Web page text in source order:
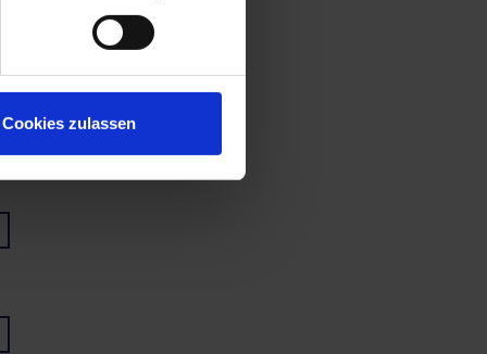
Cookies zulassen